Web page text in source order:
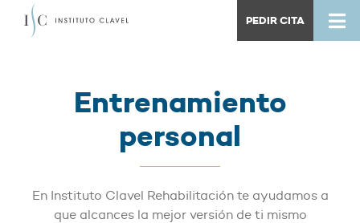
PEDIR CITA
Entrenamiento
personal
En Instituto Clavel Rehabilitación te ayudamos a
que alcances la mejor versión de ti mismo